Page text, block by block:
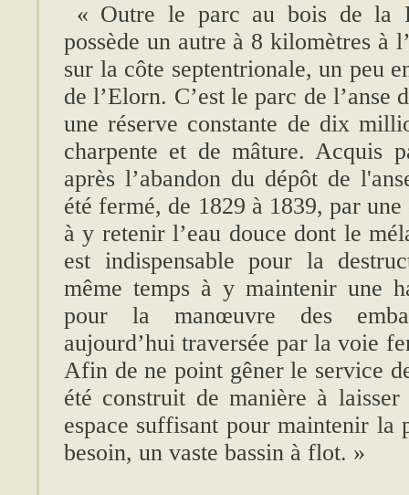
« Outre le parc au bois de la
possède un autre à 8 kilomètres à
sur la côte septentrionale, un peu
de l’Elorn. C’est le parc de l’anse
une réserve constante de dix
charpente et de mâture. Acquis
après l’abandon du dépôt de
été fermé, de 1829 à 1839, par
à y retenir l’eau douce dont le
est indispensable pour la
même temps à y maintenir une
pour la manœuvre des
aujourd’hui traversée par la voie
Afin de ne point gêner le service
été construit de manière à
espace suffisant pour maintenir la
besoin, un vaste bassin à flot. »